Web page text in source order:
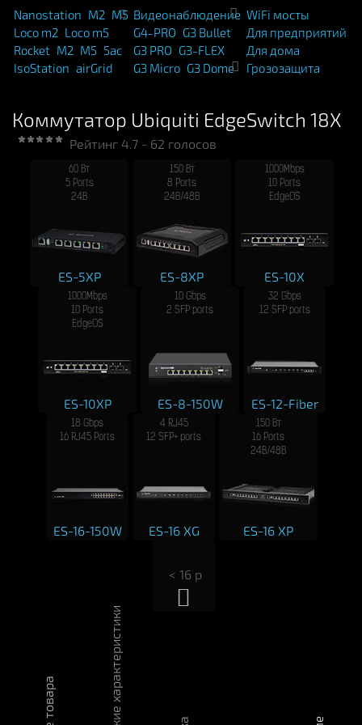
Nanostation M2 M5
Loco m2 Loco m5
Rocket M2 M5 5ac
IsoStation airGrid
Видеонаблюдение
G4-PRO G3 Bullet
G3 PRO G3-FLEX
G3 Micro G3 Dome
WiFi мосты
Для предприятий
Для дома
Грозозащита
Коммутатор Ubiquiti EdgeSwitch 18X
Рейтинг 4.7 - 62 голосов
60 Вт
5 Ports
24В
ES-5XP
150 Вт
8 Ports
24В/48В
ES-8XP
1000Mbps
10 Ports
EdgeOS
ES-10X
1000Mbps
10 Ports
EdgeOS
ES-10XP
10 Gbps
2 SFP ports
ES-8-150W
32 Gbps
12 SFP ports
ES-12-Fiber
18 Gbps
16 RJ45 Ports
ES-16-150W
4 RJ45
12 SFP+ ports
ES-16 XG
150 Вт
16 Ports
24В/48В
ES-16 XP
< 16 p
